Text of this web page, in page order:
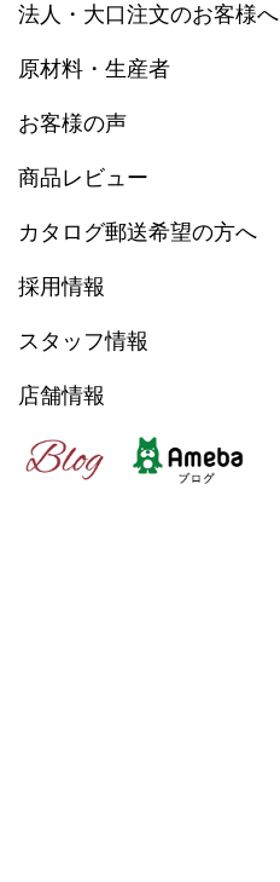
法人・大口注文のお客様へ
原材料・生産者
お客様の声
商品レビュー
カタログ郵送希望の方へ
採用情報
スタッフ情報
店舗情報